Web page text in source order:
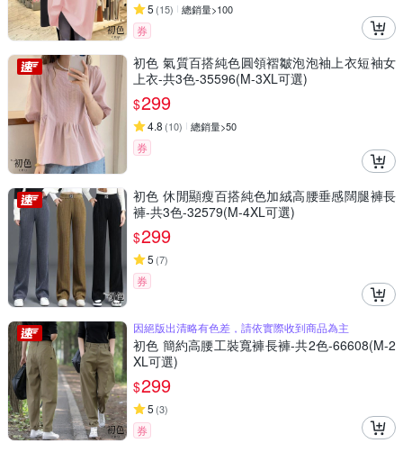
5 (15) 總銷量>100
券
初色 氣質百搭純色圓領褶皺泡泡袖上衣短袖女
上衣-共3色-35596(M-3XL可選)
$299
4.8 (10) 總銷量>50
券
初色 休閒顯瘦百搭純色加絨高腰垂感闊腿褲長
褲-共3色-32579(M-4XL可選)
$299
5 (7)
券
因絕版出清略有色差，請依實際收到商品為主
初色 簡約高腰工裝寬褲長褲-共2色-66608(M-2
XL可選)
$299
5 (3)
券